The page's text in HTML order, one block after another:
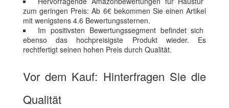
zum geringen Preis: Ab 6€ bekommen Sie einen Artikel
mit wenigstens 4.6 Bewertungssternen.
Im positivsten Bewertungssegment befindet sich
ebenso das hochpreisigste Produkt wieder. Es
rechtfertigt seinen hohen Preis durch Qualität.
Vor dem Kauf: Hinterfragen Sie die
Qualität